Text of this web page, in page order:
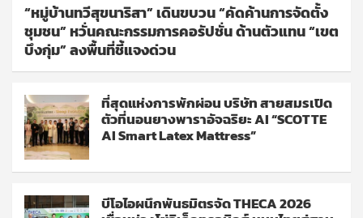
“หมู่บ้านทวีสุขนาริสา” เดินขบวน “คัดค้านการจัดตั้ง
ชุมชน” หวั่นคณะกรรมการคอรัปชั่น ด้านตัวแทน “เขต
บึงกุ่ม” ลงพื้นที่ชี้แจงด่วน
ที่สุดแห่งการพักผ่อน บริษัท สายสมรเปิด
ตัวที่นอนยางพาราอัจฉริยะ AI “SCOTTE
AI Smart Latex Mattress”
บีโอไอผนึกพันธมิตรจัด THECA 2026